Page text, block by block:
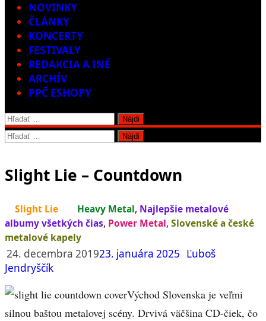
NOVINKY
ČLÁNKY
KONCERTY
FESTIVALY
REDAKCIA A INÉ
ARCHÍV
PPČ ESHOPY
Hľadať:
Hľadať:
Slight Lie – Countdown
Slight Lie Heavy Metal, Najlepšie metalové
albumy všetkých čias, Power Metal, Slovenské a české
metalové kapely
24. decembra 201923. januára 2025 Ľuboš
Jendryščík
Východ Slovenska je veľmi
silnou baštou metalovej scény. Drvivá väčšina CD-čiek, čo